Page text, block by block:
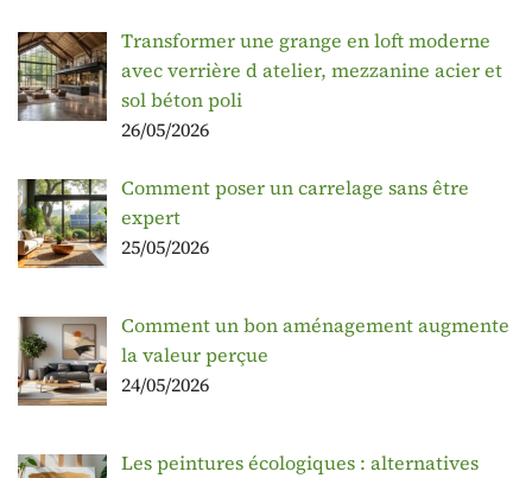
Transformer une grange en loft moderne
avec verrière d atelier, mezzanine acier et
sol béton poli
26/05/2026
Comment poser un carrelage sans être
expert
25/05/2026
Comment un bon aménagement augmente
la valeur perçue
24/05/2026
Les peintures écologiques : alternatives